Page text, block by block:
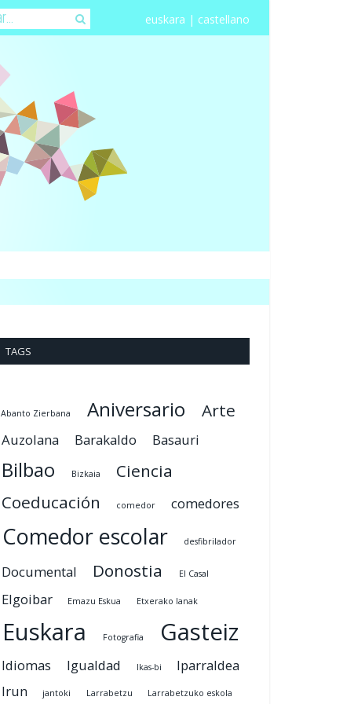
euskara | castellano
TAGS
Abanto Zierbana Aniversario Arte
Auzolana Barakaldo Basauri
Bilbao Bizkaia
Ciencia
Coeducación
comedor comedores
Comedor escolar desfibrilador
Documental Donostia El Casal
Elgoibar Emazu Eskua Etxerako lanak
Euskara Fotografia Gasteiz
Idiomas Igualdad Ikas-bi
Iparraldea
Irun
jantoki Larrabetzu Larrabetzuko eskola